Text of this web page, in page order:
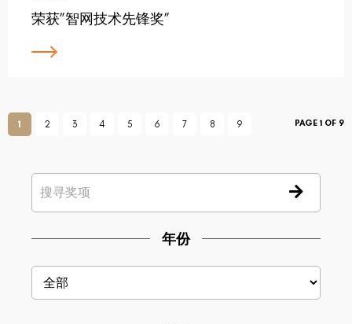
荣获”智网技术先锋奖”
1 2 3 4 5 6 7 8 9 PAGE 1 OF 9
年份